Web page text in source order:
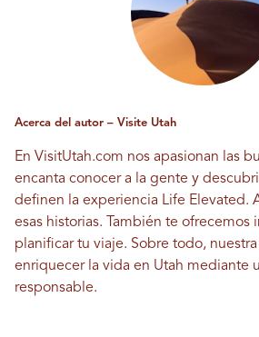
Acerca del autor – Visite Utah
En VisitUtah.com nos apasionan las
encanta conocer a la gente y
definen la experiencia Life Elevated.
esas historias. También te ofrecemos
planificar tu viaje. Sobre todo,
enriquecer la vida en Utah mediante
responsable.